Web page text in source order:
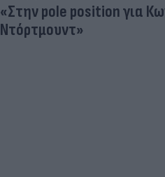
«Στην pole position για
Ντόρτμουντ»